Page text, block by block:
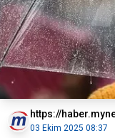
https://
03 Ekim 2025 08:37